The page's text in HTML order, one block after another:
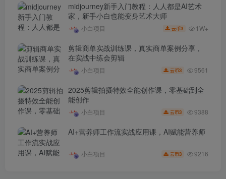
midjourney新手入门教程：人人都是AI艺术
家，新手小白也能变身艺术大师
小白项目 云币3 1W+
剪辑商单实战训练课，真实商单案例分享，
在实战中练会剪辑
小白项目 云币3 9561
2025剪辑拍摄特效全能创作课，零基础到全
能创作
小白项目 云币3 9388
AI+营养师工作流实战应用课，AI赋能营养师
小白项目 云币3 9216